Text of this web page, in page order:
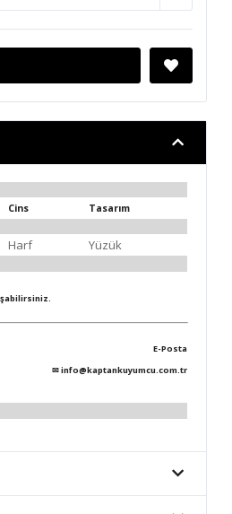
Cins Tasarım
Harf Yüzük
E-Posta
✉info@kaptankuyumcu.com.tr